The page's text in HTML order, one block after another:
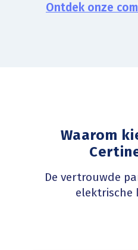
Ontdek onze
Waarom
De vertrouwde
elektrische